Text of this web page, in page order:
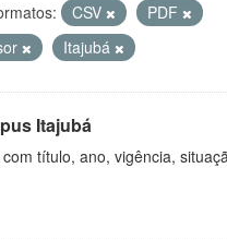
CSV
PDF
Itajubá
Itajubá
título, ano, vigência,